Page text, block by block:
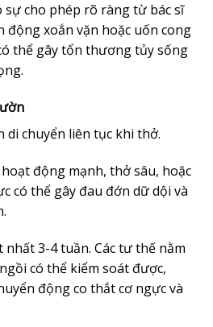
sự cho phép rõ ràng từ bác sĩ
động xoắn vặn hoặc uốn cong
thể gây tổn thương tủy sống
di chuyển liên tục khi thở.
hoạt động mạnh, thở sâu, hoặc
có thể gây đau đớn dữ dội và
nhất 3-4 tuần. Các tư thế nằm
có thể kiểm soát được,
động co thắt cơ ngực và